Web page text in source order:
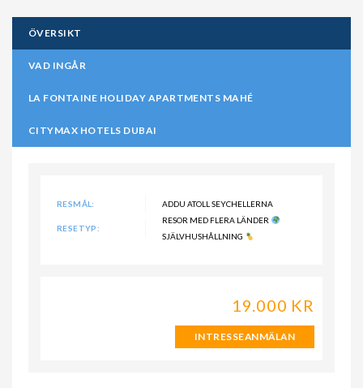
ÖVERSIKT
VAD INGÅR
LA FONTAINE HOLIDAY APARTMENTS MAHÉ
CITYMAX HOTELS DUBAI
RESMÅL: ADDU ATOLL SEYCHELLERNA
RESETYP:
RESOR MED FLERA LÄNDER
SJÄLVHUSHÅLLNING
19.000 KR
INTRESSEANMÄLAN